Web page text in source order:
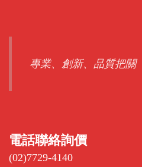
專業、創新、品質把關
電話聯絡詢價
(02)7729-4140